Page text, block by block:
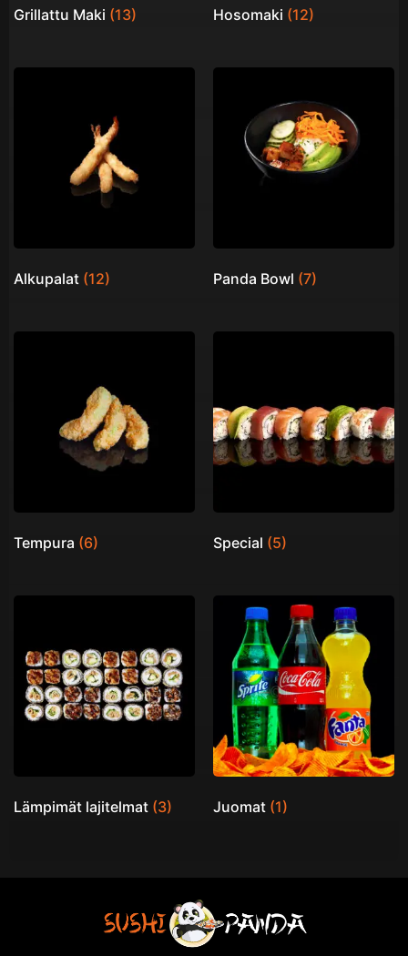
Grillattu Maki (13) Hosomaki (12)
Alkupalat (12) Panda Bowl (7)
Tempura (6) Special (5)
Lämpimät lajitelmat (3) Juomat (1)